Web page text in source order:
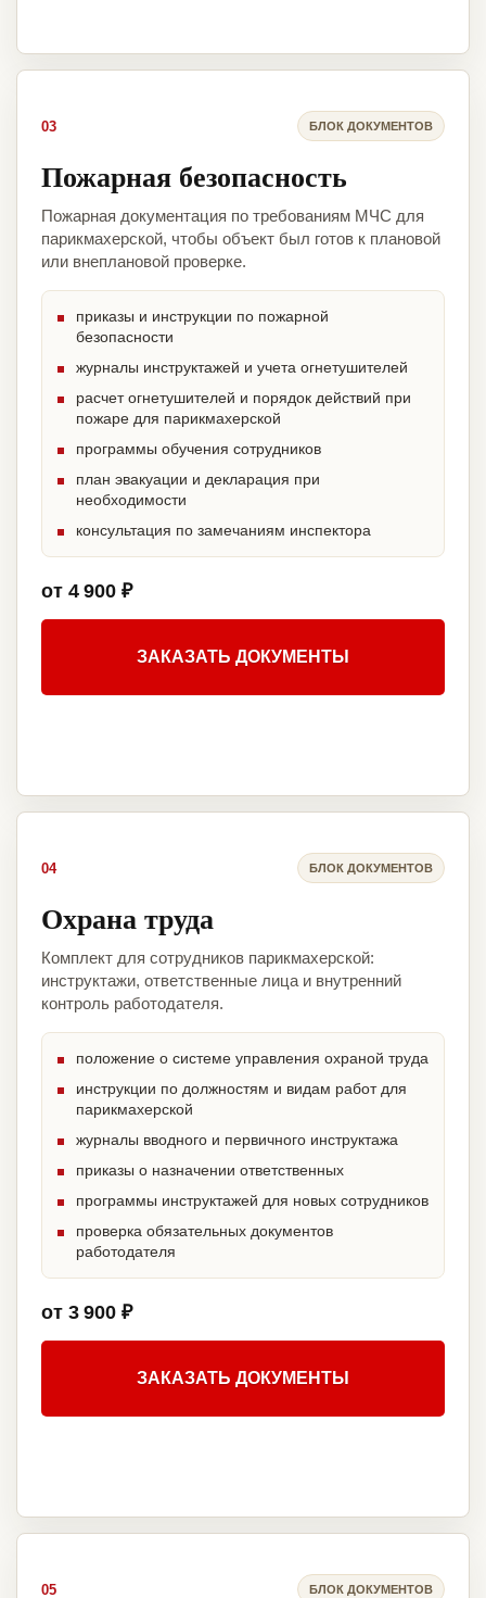
03 БЛОК ДОКУМЕНТОВ
Пожарная безопасность
Пожарная документация по требованиям МЧС для
парикмахерской, чтобы объект был готов к плановой
или внеплановой проверке.
приказы и инструкции по пожарной
безопасности
журналы инструктажей и учета огнетушителей
расчет огнетушителей и порядок действий при
пожаре для парикмахерской
программы обучения сотрудников
план эвакуации и декларация при
необходимости
консультация по замечаниям инспектора
от 4 900 ₽
ЗАКАЗАТЬ ДОКУМЕНТЫ
04 БЛОК ДОКУМЕНТОВ
Охрана труда
Комплект для сотрудников парикмахерской:
инструктажи, ответственные лица и внутренний
контроль работодателя.
положение о системе управления охраной труда
инструкции по должностям и видам работ для
парикмахерской
журналы вводного и первичного инструктажа
приказы о назначении ответственных
программы инструктажей для новых сотрудников
проверка обязательных документов
работодателя
от 3 900 ₽
ЗАКАЗАТЬ ДОКУМЕНТЫ
05 БЛОК ДОКУМЕНТОВ